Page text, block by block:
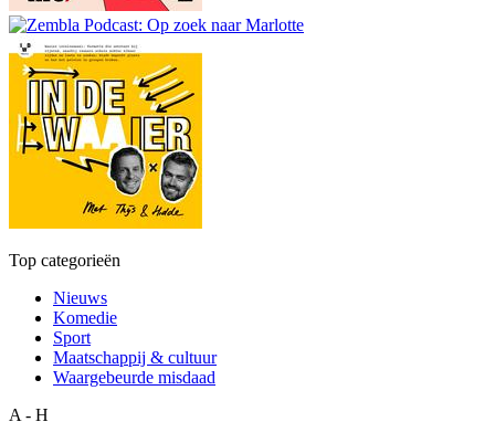
Top categorieën
Nieuws
Komedie
Sport
Maatschappij & cultuur
Waargebeurde misdaad
A - H